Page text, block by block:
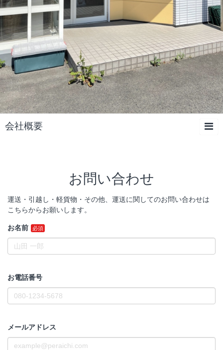
会社概要
お問い合わせ
運送・引越し・軽貨物・その他、運送に関してのお問い合わせは
こちらからお願いします。
お名前
お電話番号
メールアドレス